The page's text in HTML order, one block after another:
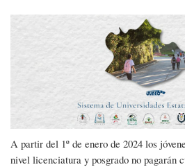
Gratuidad
Educación
Superior
A partir del 1º de enero de 2024 los
nivel licenciatura y posgrado no pagarán